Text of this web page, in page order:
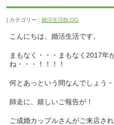
カテゴリー :婚活生活BLOG
こんにちは、婚活生活です。
まもなく・・・まもなく2017年
ね・・・！！！！
何とあっという間なんでしょう
師走に、嬉しいご報告が！
ご成婚カップルさんがご来店され